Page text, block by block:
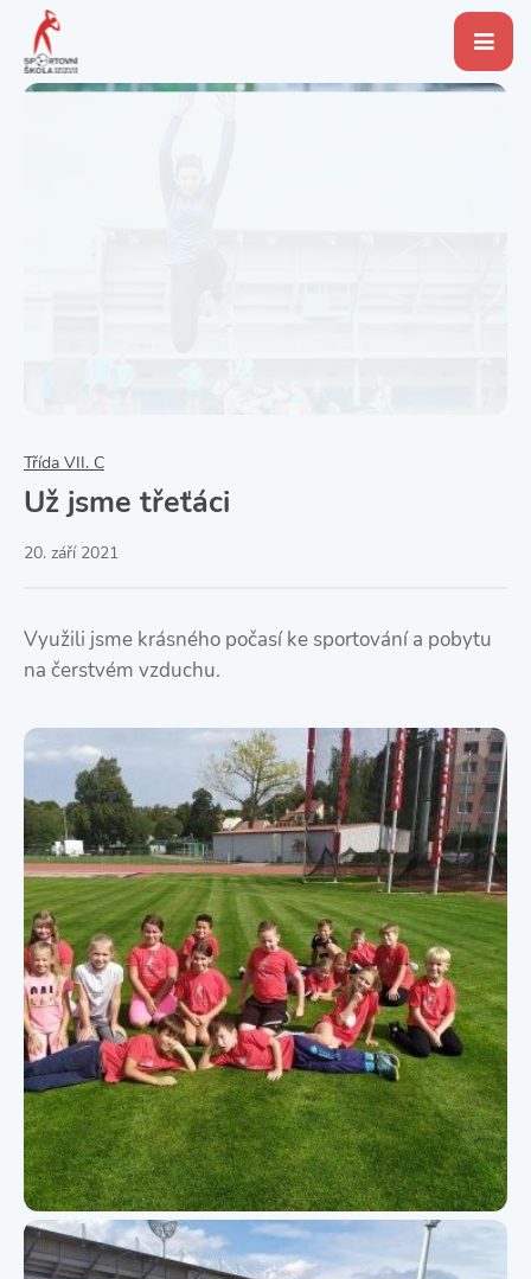
Třída VII. C
Už jsme třeťáci
20. září 2021
Využili jsme krásného počasí ke sportování a pobytu
na čerstvém vzduchu.